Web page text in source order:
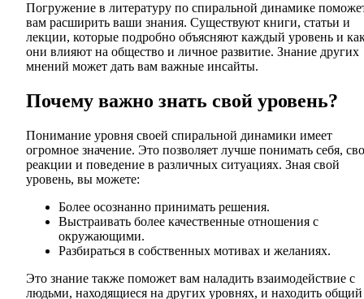
Погружение в литературу по спиральной динамике
вам расширить ваши знания. Существуют книги, статьи и
лекции, которые подробно объясняют каждый уровень и
они влияют на общество и личное развитие. Знание других
мнений может дать вам важные инсайты.
Почему важно знать свой уровень?
Понимание уровня своей спиральной динамики имеет
огромное значение. Это позволяет лучше понимать себя,
реакции и поведение в различных ситуациях. Зная свой
уровень, вы можете:
Более осознанно принимать решения.
Выстраивать более качественные отношения с
окружающими.
Разбираться в собственных мотивах и желаниях.
Это знание также поможет вам наладить взаимодействие с
людьми, находящиеся на других уровнях, и находить общий